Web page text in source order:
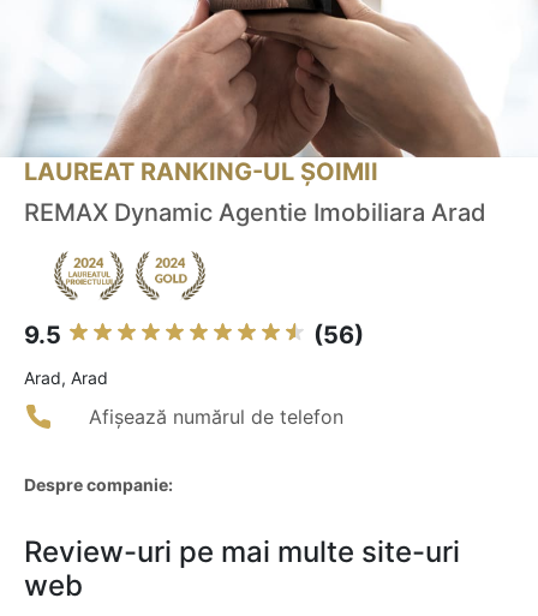
LAUREAT RANKING-UL ȘOIMII
REMAX Dynamic Agentie Imobiliara Arad
9.5 (56)
Arad, Arad
Afișează numărul de telefon
Despre companie:
Review-uri pe mai multe site-uri
web